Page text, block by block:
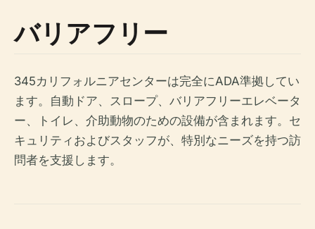
バリアフリー
345カリフォルニアセンターは完全にADA準拠してい
ます。自動ドア、スロープ、バリアフリーエレベータ
ー、トイレ、介助動物のための設備が含まれます。セ
キュリティおよびスタッフが、特別なニーズを持つ訪
問者を支援します。